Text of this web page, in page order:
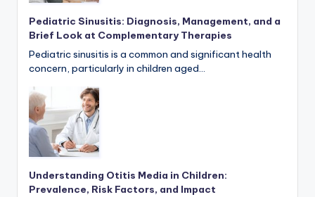
Pediatric Sinusitis: Diagnosis, Management, and a
Brief Look at Complementary Therapies
Pediatric sinusitis is a common and significant health
concern, particularly in children aged…
Understanding Otitis Media in Children:
Prevalence, Risk Factors, and Impact